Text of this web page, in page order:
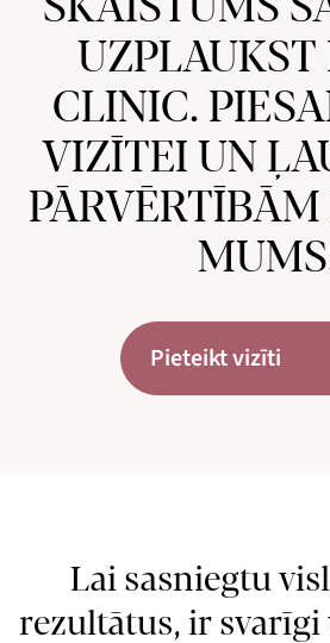
UZPLAUKST
CLINIC.
VIZĪTEI UN
PĀRVĒRTĪBĀM
Pieteikt vizīti
Lai sasniegtu
rezultātus, ir svarīgi